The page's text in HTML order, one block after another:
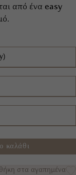
από ένα easy
καλάθι
στα αγαπημένα